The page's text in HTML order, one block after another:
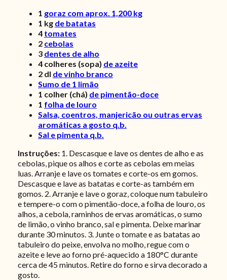
1 goraz com aprox. 1,200 kg
1 kg de batatas
4 tomates
2 cebolas
3 dentes de alho
4 colheres (sopa) de azeite
2 dl de vinho branco
Sumo de 1 limão
1 colher (chá) de pimentão-doce
1 folha de louro
Salsa, coentros, manjericão ou outras ervas
aromáticas a gosto q.b.
Sal e pimenta q.b.
Instruções: 1. Descasque e lave os dentes de alho e as
cebolas, pique os alhos e corte as cebolas em meias
luas. Arranje e lave os tomates e corte-os em gomos.
Descasque e lave as batatas e corte-as também em
gomos. 2. Arranje e lave o goraz, coloque num tabuleiro
e tempere-o com o pimentão-doce, a folha de louro, os
alhos, a cebola, raminhos de ervas aromáticas, o sumo
de limão, o vinho branco, sal e pimenta. Deixe marinar
durante 30 minutos. 3. Junte o tomate e as batatas ao
tabuleiro do peixe, envolva no molho, regue com o
azeite e leve ao forno pré-aquecido a 180°C durante
cerca de 45 minutos. Retire do forno e sirva decorado a
gosto.